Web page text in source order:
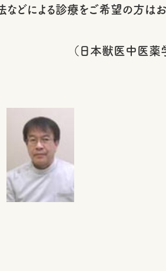
どによる診療をご希望の方は
医薬学院 1級中